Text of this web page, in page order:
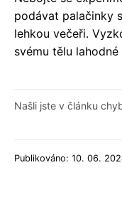
podávat palačinky
lehkou večeři.
svému tělu
Našli jste v článku
Publikováno: 10. 06.